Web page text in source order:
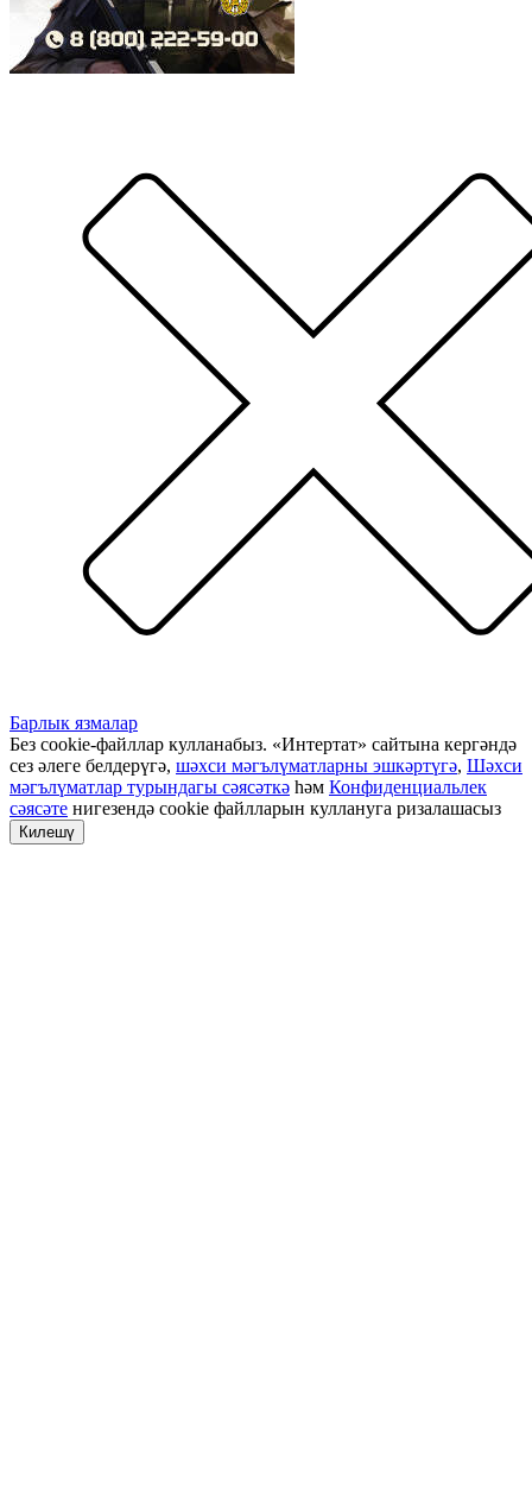
Барлык язмалар
Без cookie-файллар кулланабыз. «Интертат» сайтына кергәндә
сез әлеге белдерүгә, шәхси мәгълүматларны эшкәртүгә, Шәхси
мәгълүматлар турындагы сәясәткә һәм Конфиденциальлек
сәясәте нигезендә cookie файлларын куллануга ризалашасыз
Килешү